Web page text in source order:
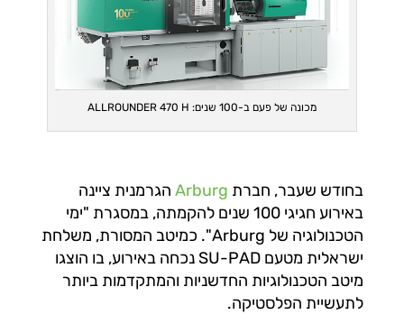
מכונה של פעם ב-100 שנים: ALLROUNDER 470 H
בחודש שעבר, חברת Arburgהגרמנית ציינה
באירוע חגיגי 100 שנים להקמתה, במסגרת "ימי
הטכנולוגיה של Arburg". כמיטב המסורת, משלחת
ישראלית מטעם SU-PAD נכחה באירוע, בו הוצגו
מיטב הטכנולוגיות החדשניות והמתקדמות ביותר
לתעשיית הפלסטיקה.